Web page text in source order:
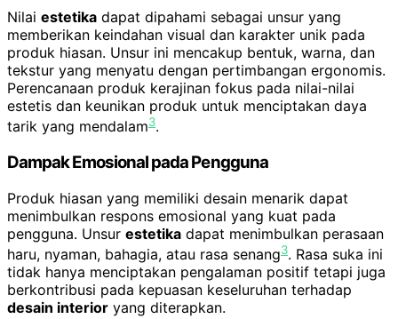
Nilai estetika dapat dipahami sebagai unsur yang
memberikan keindahan visual dan karakter unik pada
produk hiasan. Unsur ini mencakup bentuk, warna, dan
tekstur yang menyatu dengan pertimbangan ergonomis.
Perencanaan produk kerajinan fokus pada nilai-nilai
estetis dan keunikan produk untuk menciptakan daya
tarik yang mendalam3.
Dampak Emosional pada Pengguna
Produk hiasan yang memiliki desain menarik dapat
menimbulkan respons emosional yang kuat pada
pengguna. Unsur estetika dapat menimbulkan perasaan
haru, nyaman, bahagia, atau rasa senang3. Rasa suka ini
tidak hanya menciptakan pengalaman positif tetapi juga
berkontribusi pada kepuasan keseluruhan terhadap
desain interior yang diterapkan.